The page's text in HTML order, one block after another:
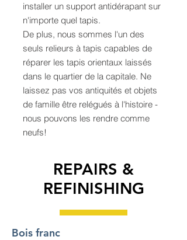
installer un support antidérapant sur
n'importe quel tapis.
De plus, nous sommes l'un des
seuls relieurs à tapis capables de
réparer les tapis orientaux laissés
dans le quartier de la capitale. Ne
laissez pas vos antiquités et objets
de famille être relégués à l'histoire -
nous pouvons les rendre comme
neufs!
REPAIRS &
REFINISHING
Bois franc